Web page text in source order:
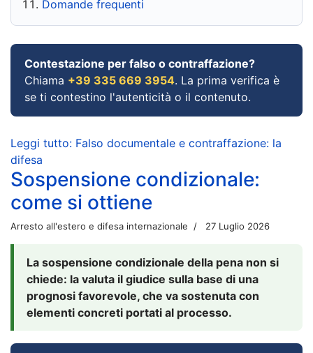
Domande frequenti
Contestazione per falso o contraffazione?
Chiama +39 335 669 3954. La prima verifica è
se ti contestino l'autenticità o il contenuto.
Leggi tutto: Falso documentale e contraffazione: la
difesa
Sospensione condizionale:
come si ottiene
Arresto all'estero e difesa internazionale 27 Luglio 2026
La sospensione condizionale della pena non si
chiede: la valuta il giudice sulla base di una
prognosi favorevole, che va sostenuta con
elementi concreti portati al processo.